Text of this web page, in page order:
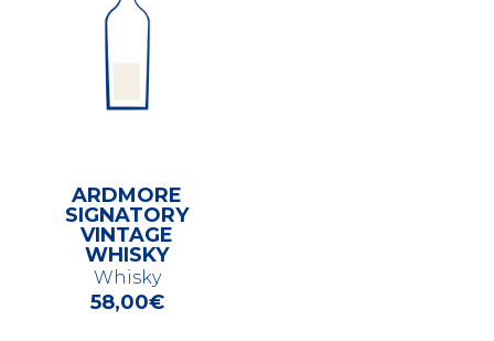
ARDMORE
SIGNATORY
VINTAGE
WHISKY
Whisky
58,00€